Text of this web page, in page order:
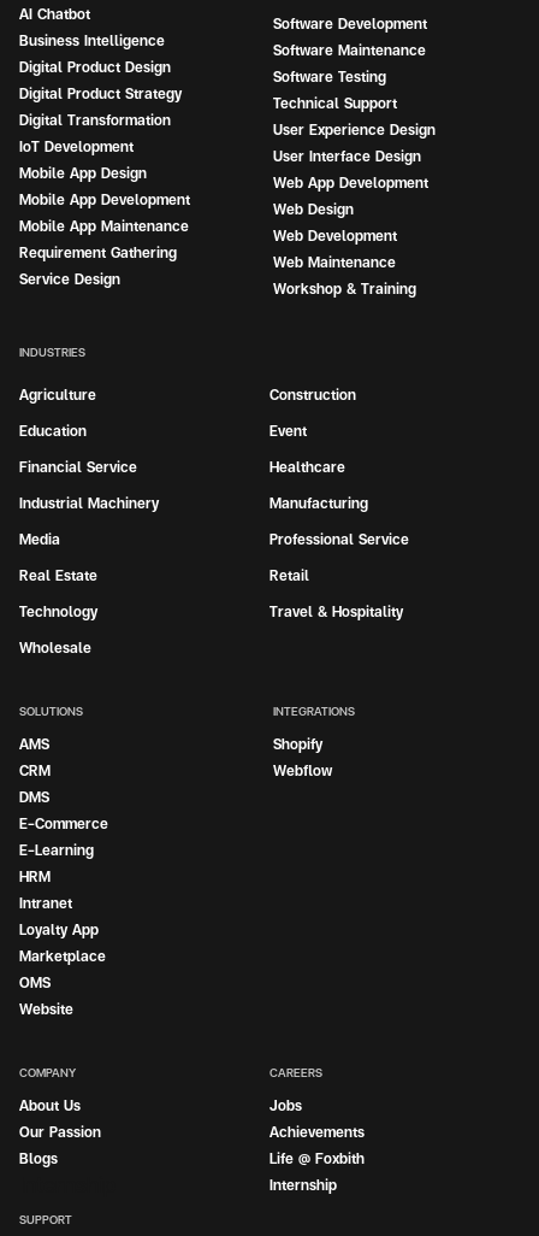
AI Chatbot
Business Intelligence
Digital Product Design
Digital Product Strategy
Digital Transformation
IoT Development
Mobile App Design
Mobile App Development
Mobile App Maintenance
Requirement Gathering
Service Design
Software Development
Software Maintenance
Software Testing
Technical Support
User Experience Design
User Interface Design
Web App Development
Web Design
Web Development
Web Maintenance
Workshop & Training
SOLUTIONS
AMS
CRM
DMS
E-Commerce
E-Learning
HRM
Intranet
Loyalty App
Marketplace
OMS
Website
INTEGRATIONS
Shopify
Webflow
INDUSTRIES
Agriculture
Construction
Education
Event
Financial Service
Healthcare
Industrial Machinery
Manufacturing
Media
Professional Service
Real Estate
Retail
Technology
Travel & Hospitality
Wholesale
COMPANY
About Us
Our Passion
Blogs
CAREERS
Jobs
Achievements
Life @ Foxbith
Internship
SUPPORT